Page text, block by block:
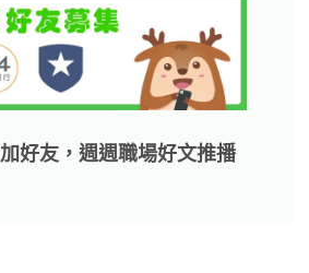
好友，週週職場好文推播